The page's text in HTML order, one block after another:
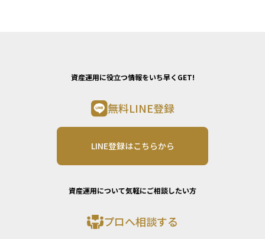
資産運用に役立つ情報をいち早くGET!
無料LINE登録
LINE登録はこちらから
資産運用について気軽にご相談したい方
プロへ相談する